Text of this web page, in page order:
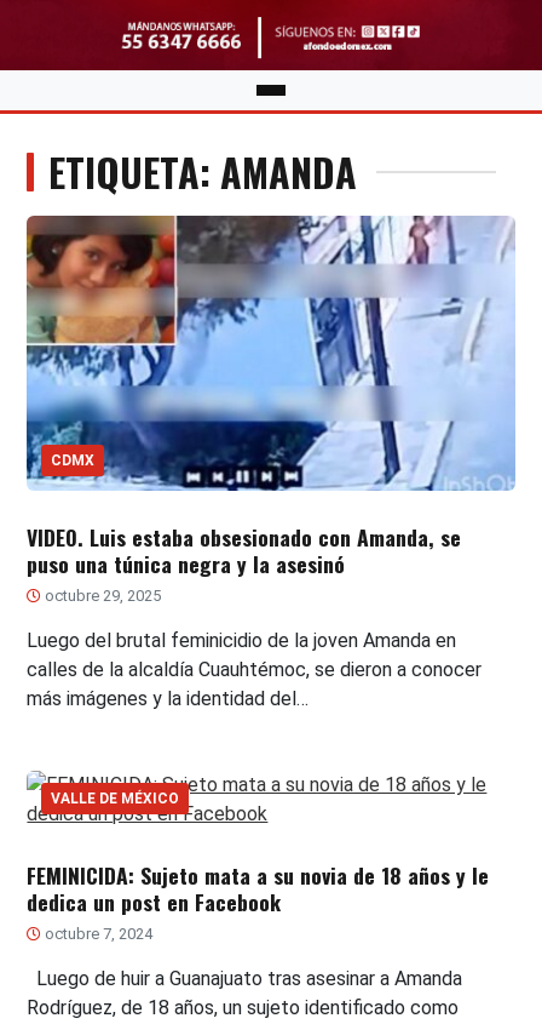
ETIQUETA: AMANDA
CDMX
VIDEO. Luis estaba obsesionado con Amanda, se
puso una túnica negra y la asesinó
octubre 29, 2025
Luego del brutal feminicidio de la joven Amanda en
calles de la alcaldía Cuauhtémoc, se dieron a conocer
más imágenes y la identidad del…
VALLE DE MÉXICO
FEMINICIDA: Sujeto mata a su novia de 18 años y le
dedica un post en Facebook
octubre 7, 2024
Luego de huir a Guanajuato tras asesinar a Amanda
Rodríguez, de 18 años, un sujeto identificado como